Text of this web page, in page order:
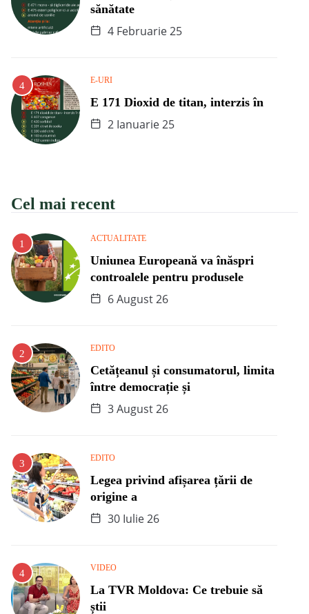
sănătate
4 Februarie 25
E-URI
E 171 Dioxid de titan, interzis în
2 Ianuarie 25
Cel mai recent
ACTUALITATE
Uniunea Europeană va înăspri
controalele pentru produsele
6 August 26
EDITO
Cetățeanul și consumatorul, limita
între democrație și
3 August 26
EDITO
Legea privind afișarea țării de
origine a
30 Iulie 26
VIDEO
La TVR Moldova: Ce trebuie să
știi